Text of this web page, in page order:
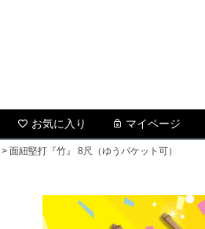
お気に入り マイページ
面紐堅打『竹』 8尺（ゆうパケット可）